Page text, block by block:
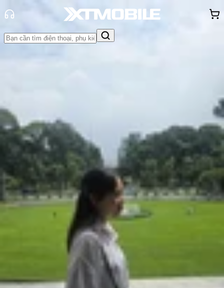
mãi
hàng - Sự kiện
Tại sao bạn nên chi thêm tiền để
mua Apple Watch Series 10 LTE?
Hồng Huệ
Ngày đăng:22/12/2025
22/12/2025
Theo dõi XTMobile trên